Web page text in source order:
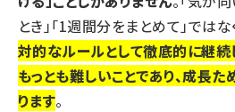
とき」「1週間分をまとめて」ではな
対的なルールとして徹底的に継続
もっとも難しいことであり、成長
ります。